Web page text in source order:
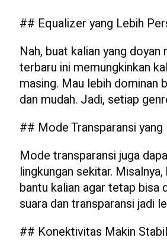
## Equalizer yang Lebih
Nah, buat kalian yang
terbaru ini memungkinkan
masing. Mau lebih dominan
dan mudah. Jadi, setiap
## Mode Transparansi yang
Mode transparansi juga
lingkungan sekitar.
bantu kalian agar tetap
suara dan transparansi jadi
## Konektivitas Makin Stabil